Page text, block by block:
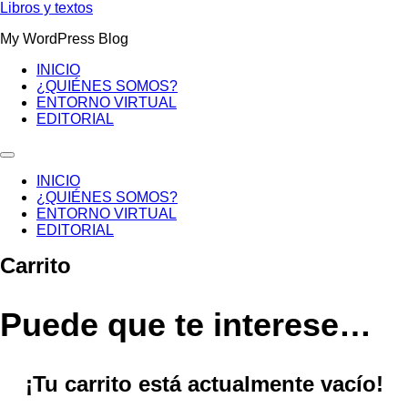
Ir
contenido
Libros y textos
My WordPress Blog
INICIO
¿QUIÉNES SOMOS?
ENTORNO VIRTUAL
EDITORIAL
INICIO
¿QUIÉNES SOMOS?
ENTORNO VIRTUAL
EDITORIAL
Carrito
Puede que te interese…
¡Tu carrito está actualmente vacío!